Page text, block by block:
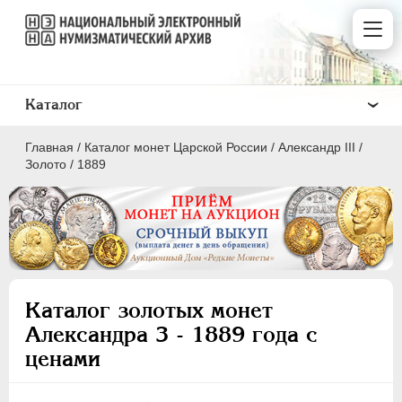
Главная / Каталог монет Царской России / Александр III /
Золото / 1889
Каталог золотых монет
Александра 3 - 1889 года с
ценами
Каталог
ПEТР I 1699 - 1725
ПЕТР II 1727-1729
АННА ИОАННОВНА
1730-1740
ИОАНН АНТОНОВИЧ